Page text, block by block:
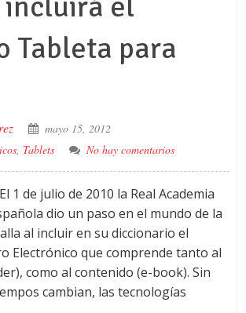
Tableta para
mayo 15, 2012
, Tablets No hay comentarios
1 de julio de 2010 la Real Academia
dio un paso en el mundo de la
al incluir en su diccionario el
Electrónico que comprende tanto al
como al contenido (e-book). Sin
cambian, las tecnologías